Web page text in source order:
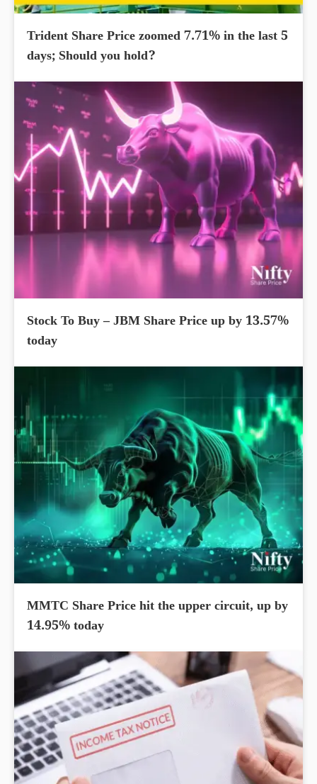
Trident Share Price zoomed 7.71% in the last 5
days; Should you hold?
Stock To Buy – JBM Share Price up by 13.57%
today
MMTC Share Price hit the upper circuit, up by
14.95% today